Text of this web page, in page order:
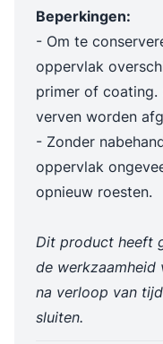
Beperkingen:
- Om te
oppervlak
primer of coating.
verven worden
- Zonder
oppervlak
opnieuw roesten.
Dit product heeft
de
na verloop van
sluiten.